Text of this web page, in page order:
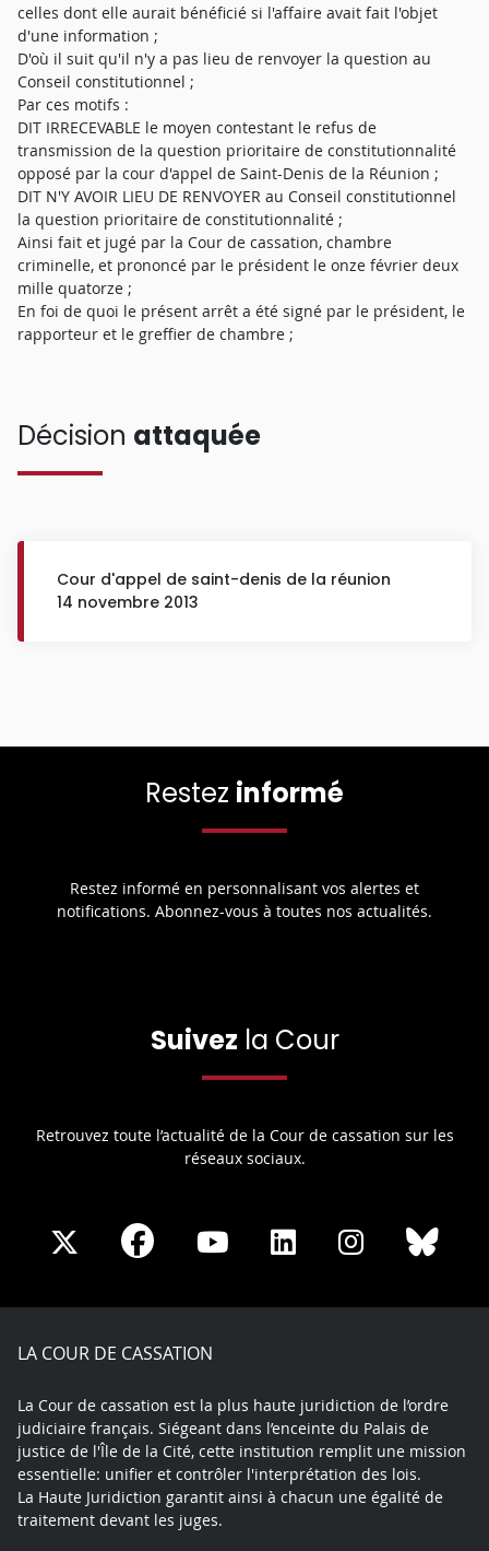
celles dont elle aurait bénéficié si l'affaire avait fait l'objet
d'une information ;
D'où il suit qu'il n'y a pas lieu de renvoyer la question au
Conseil constitutionnel ;
Par ces motifs :
DIT IRRECEVABLE le moyen contestant le refus de
transmission de la question prioritaire de constitutionnalité
opposé par la cour d'appel de Saint-Denis de la Réunion ;
DIT N'Y AVOIR LIEU DE RENVOYER au Conseil constitutionnel
la question prioritaire de constitutionnalité ;
Ainsi fait et jugé par la Cour de cassation, chambre
criminelle, et prononcé par le président le onze février deux
mille quatorze ;
En foi de quoi le présent arrêt a été signé par le président, le
rapporteur et le greffier de chambre ;
Décision attaquée
Cour d'appel de saint-denis de la réunion
14 novembre 2013
Restez informé
Restez informé en personnalisant vos alertes et
notifications. Abonnez-vous à toutes nos actualités.
Suivez la Cour
Retrouvez toute l’actualité de la Cour de cassation sur les
réseaux sociaux.
Share
X
Share
Facebook
Share
Youtube
Share
LinkedIn
Share
Instagram
LA COUR DE CASSATION
La Cour de cassation est la plus haute juridiction de l’ordre
judiciaire français. Siégeant dans l’enceinte du Palais de
justice de l'Île de la Cité, cette institution remplit une mission
essentielle: unifier et contrôler l'interprétation des lois.
La Haute Juridiction garantit ainsi à chacun une égalité de
traitement devant les juges.